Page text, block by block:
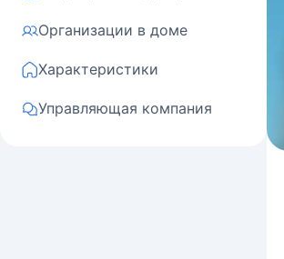
Организации в доме
Характеристики
Управляющая компания